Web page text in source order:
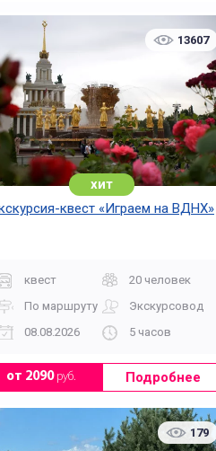
Исторические
Многодневные
13607
хит
квест «Играем на ВДНХ»
квест
20 человек
По маршруту
Экскурсовод
08.08.2026
5 часов
от 2090руб. Подробнее
179